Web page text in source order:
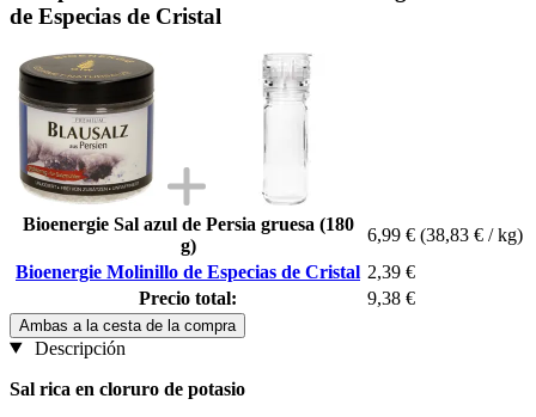
de Especias de Cristal
Bioenergie Sal azul de Persia gruesa (180
g)
6,99 € (38,83 € / kg)
Bioenergie Molinillo de Especias de Cristal 2,39 €
Precio total:
9,38 €
Ambas a la cesta de la compra
Descripción
Sal rica en cloruro de potasio